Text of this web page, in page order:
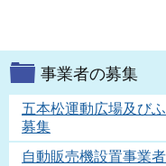
事業者の募集
五本松運動広場及び
募集
自動販売機設置事業